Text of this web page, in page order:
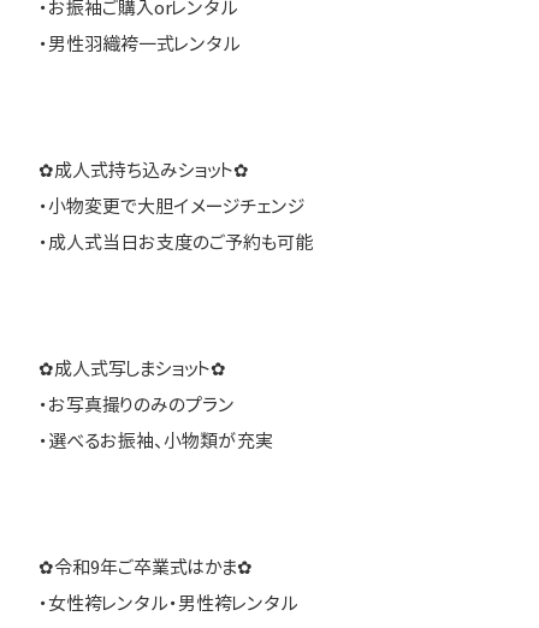
・お振袖ご購入orレンタル
・男性羽織袴一式レンタル
✿成人式持ち込みショット✿
・小物変更で大胆イメージチェンジ
・成人式当日お支度のご予約も可能
✿成人式写しまショット✿
・お写真撮りのみのプラン
・選べるお振袖、小物類が充実
✿令和9年ご卒業式はかま✿
・女性袴レンタル・男性袴レンタル